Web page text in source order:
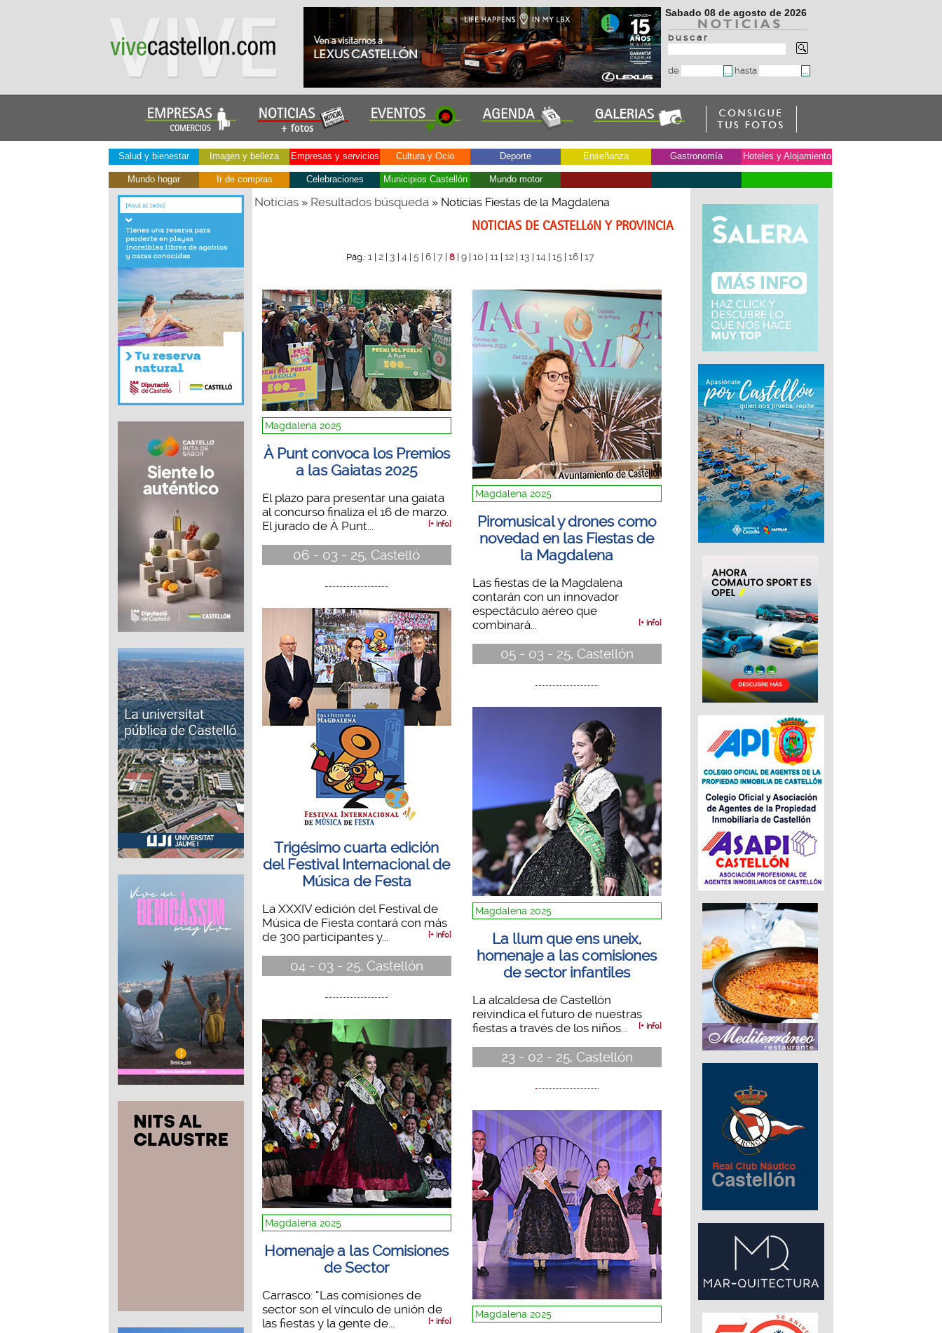
Sabado 08 de agosto de 2026
b u s c a r
de hasta
Salud y bienestar Imagen y belleza Empresas y servicios Cultura y Ocio Deporte Enseñanza Gastronomía Hoteles y Alojamiento
Mundo hogar Ir de compras Celebraciones Municipios Castellón Mundo motor
Noticias» Resultados búsqueda» Noticias Fiestas de la Magdalena
NOTICIAS DE CASTELLóN Y PROVINCIA
Pág.: 1 2 3 4 5 6 7 8 9 10 11 12 13 14 15 16 17
Magdalena 2025
À Punt convoca los Premios
a las Gaiatas 2025
El plazo para presentar una gaiata
al concurso finaliza el 16 de marzo.
El jurado de À Punt...
[+ info]
06 - 03 - 25, Castelló
Trigésimo cuarta edición
del Festival Internacional de
Música de Festa
La XXXIV edición del Festival de
Música de Fiesta contará con más
de 300 participantes y...
[+ info]
04 - 03 - 25, Castellón
Magdalena 2025
Homenaje a las Comisiones
de Sector
Carrasco: “Las comisiones de
sector son el vínculo de unión de
las fiestas y la gente de...
[+ info]
Magdalena 2025
Piromusical y drones como
novedad en las Fiestas de
la Magdalena
Las fiestas de la Magdalena
contarán con un innovador
espectáculo aéreo que
combinará...
[+ info]
05 - 03 - 25, Castellón
Magdalena 2025
La llum que ens uneix,
homenaje a las comisiones
de sector infantiles
La alcaldesa de Castellón
reivindica el futuro de nuestras
fiestas a través de los niños...
[+ info]
23 - 02 - 25, Castellón
Magdalena 2025